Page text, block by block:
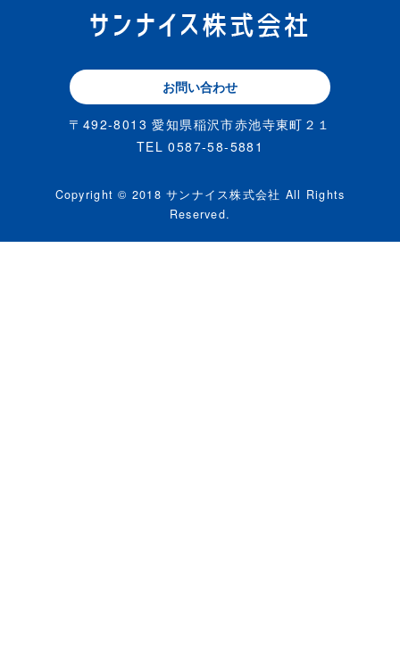
お問い合わせ
〒492-8013 愛知県稲沢市赤池寺東町２１
TEL 0587-58-5881
Copyright © 2018 サンナイス株式会社 All Rights
Reserved.